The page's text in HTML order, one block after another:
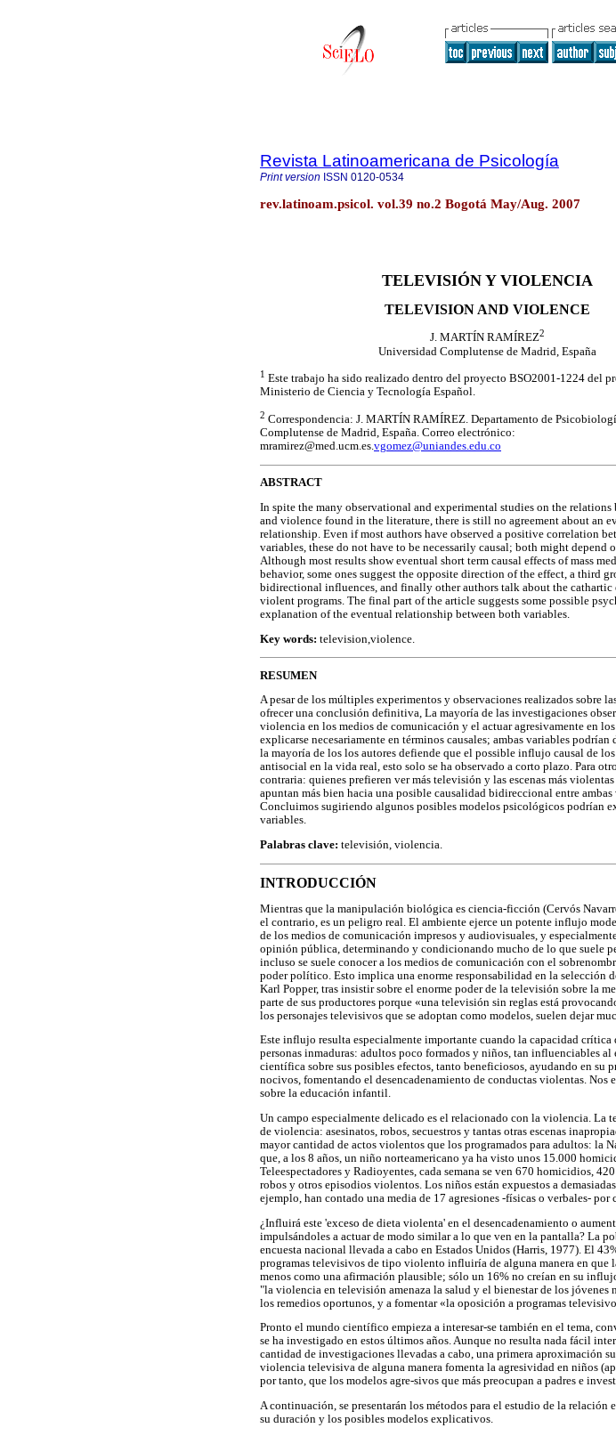
Revista Latinoamericana de Psicología
Print version ISSN 0120-0534
rev.latinoam.psicol. vol.39 no.2 Bogotá May/Aug. 2007
TELEVISIÓN Y VIOLENCIA
TELEVISION AND VIOLENCE
J. MARTÍN RAMÍREZ2
Universidad Complutense de Madrid, España
1 Este trabajo ha sido realizado dentro del proyecto BSO2001-1224 del
Ministerio de Ciencia y Tecnología Español.
2 Correspondencia: J. MARTÍN RAMÍREZ. Departamento de
Complutense de Madrid, España. Correo electrónico:
mramirez@med.ucm.es.vgomez@uniandes.edu.co
ABSTRACT
In spite the many observational and experimental studies on the
and violence found in the literature, there is still no agreement about an
relationship. Even if most authors have observed a positive correlation
variables, these do not have to be necessarily causal; both might depend
Although most results show eventual short term causal effects of mass
behavior, some ones suggest the opposite direction of the effect, a third
bidirectional influences, and finally other authors talk about the cathartic
violent programs. The final part of the article suggests some possible
explanation of the eventual relationship between both variables.
Key words: television,violence.
RESUMEN
A pesar de los múltiples experimentos y observaciones realizados sobre
ofrecer una conclusión definitiva, La mayoría de las investigaciones
violencia en los medios de comunicación y el actuar agresivamente en
explicarse necesariamente en términos causales; ambas variables
la mayoría de los los autores defiende que el possible influjo causal de
antisocial en la vida real, esto solo se ha observado a corto plazo. Para
contraria: quienes prefieren ver más televisión y las escenas más
apuntan más bien hacia una posible causalidad bidireccional entre
Concluimos sugiriendo algunos posibles modelos psicológicos podrían
variables.
Palabras clave: televisión, violencia.
INTRODUCCIÓN
Mientras que la manipulación biológica es ciencia-ficción (Cervós
el contrario, es un peligro real. El ambiente ejerce un potente influjo
de los medios de comunicación impresos y audiovisuales, y
opinión pública, determinando y condicionando mucho de lo que suele
incluso se suele conocer a los medios de comunicación con el
poder político. Esto implica una enorme responsabilidad en la selección
Karl Popper, tras insistir sobre el enorme poder de la televisión sobre la
parte de sus productores porque «una televisión sin reglas está
los personajes televisivos que se adoptan como modelos, suelen dejar
Este influjo resulta especialmente importante cuando la capacidad crítica
personas inmaduras: adultos poco formados y niños, tan influenciables
científica sobre sus posibles efectos, tanto beneficiosos, ayudando en su
nocivos, fomentando el desencadenamiento de conductas violentas.
sobre la educación infantil.
Un campo especialmente delicado es el relacionado con la violencia. La
de violencia: asesinatos, robos, secuestros y tantas otras escenas
mayor cantidad de actos violentos que los programados para adultos:
que, a los 8 años, un niño norteamericano ya ha visto unos 15.000
Teleespectadores y Radioyentes, cada semana se ven 670 homicidios,
robos y otros episodios violentos. Los niños están expuestos a
ejemplo, han contado una media de 17 agresiones -físicas o verbales-
¿Influirá este 'exceso de dieta violenta' en el desencadenamiento o
impulsándoles a actuar de modo similar a lo que ven en la pantalla? La
encuesta nacional llevada a cabo en Estados Unidos (Harris, 1977). El
programas televisivos de tipo violento influiría de alguna manera en que
menos como una afirmación plausible; sólo un 16% no creían en su
"la violencia en televisión amenaza la salud y el bienestar de los jóvenes
los remedios oportunos, y a fomentar «la oposición a programas
Pronto el mundo científico empieza a interesar-se también en el tema,
se ha investigado en estos últimos años. Aunque no resulta nada fácil
cantidad de investigaciones llevadas a cabo, una primera aproximación
violencia televisiva de alguna manera fomenta la agresividad en niños
por tanto, que los modelos agre-sivos que más preocupan a padres e
A continuación, se presentarán los métodos para el estudio de la
su duración y los posibles modelos explicativos.